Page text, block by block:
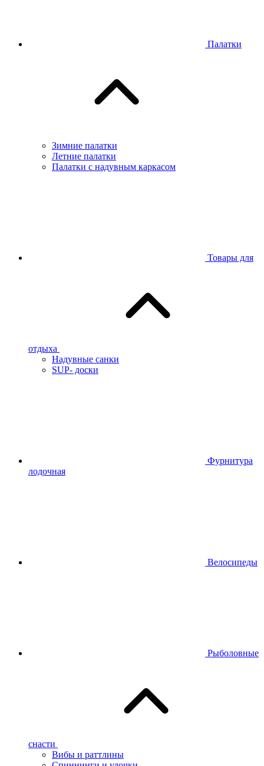
Палатки
Зимние палатки
Летние палатки
Палатки с надувным каркасом
Товары для
отдыха
Надувные санки
SUP- доски
Фурнитура
лодочная
Велосипеды
Рыболовные
снасти
Вибы и раттлины